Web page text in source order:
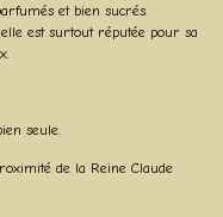
et bien sucrés.
est surtout réputée pour sa
seule.
de la Reine Claude